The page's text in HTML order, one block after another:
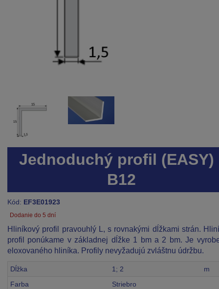
Jednoduchý profil (EASY)
B12
Kód: EF3E01923
Dodanie do 5 dní
Hliníkový profil pravouhlý L, s rovnakými dĺžkami strán.
profil ponúkame v základnej dĺžke 1 bm a 2 bm. Je
eloxovaného hliníka. Profily nevyžadujú zvláštnu údržbu.
Dĺžka 1; 2
m
Farba
Striebro